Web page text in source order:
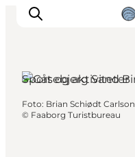
Sport og aktiviteter
Foto: Brian Schiødt Carlson
© Faaborg Turistbureau